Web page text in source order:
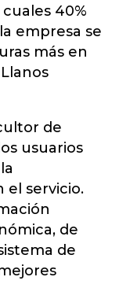
40%
empresa se
más en
de
usuarios
el servicio.
de
de